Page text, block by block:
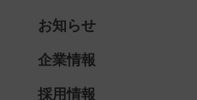
お知らせ
企業情報
採用情報